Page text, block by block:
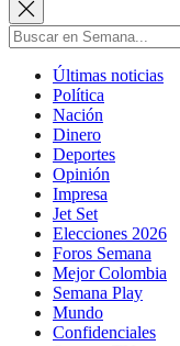
Últimas noticias
Política
Nación
Dinero
Deportes
Opinión
Impresa
Jet Set
Elecciones 2026
Foros Semana
Mejor Colombia
Semana Play
Mundo
Confidenciales